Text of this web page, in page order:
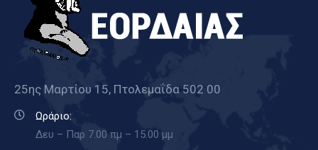
25ης Μαρτίου 15, Πτολεμαΐδα 502 00
Ωράριο:
Δευ – Παρ 7.00 πμ – 15.00 μμ